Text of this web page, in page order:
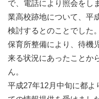
で、電話により照会をし
業高校跡地について、平
検討するとのことでした
保育所整備により、待機
来る状況にあったことか
ん。
平成27年12月中旬に都よ